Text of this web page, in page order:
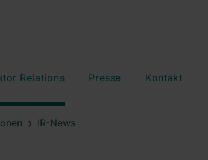
Relations Presse Kontakt
IR-News